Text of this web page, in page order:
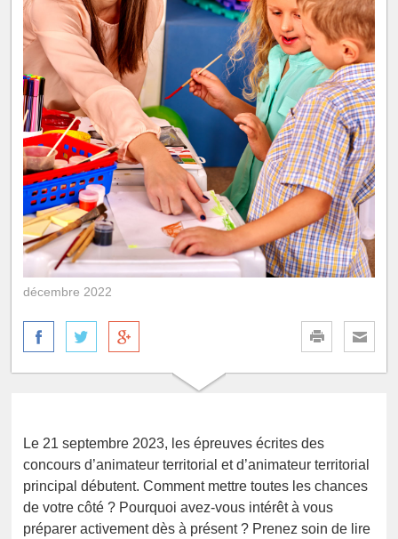
décembre 2022
Le 21 septembre 2023, les épreuves écrites des
concours d’animateur territorial et d’animateur territorial
principal débutent. Comment mettre toutes les chances
de votre côté ? Pourquoi avez-vous intérêt à vous
préparer activement dès à présent ? Prenez soin de lire